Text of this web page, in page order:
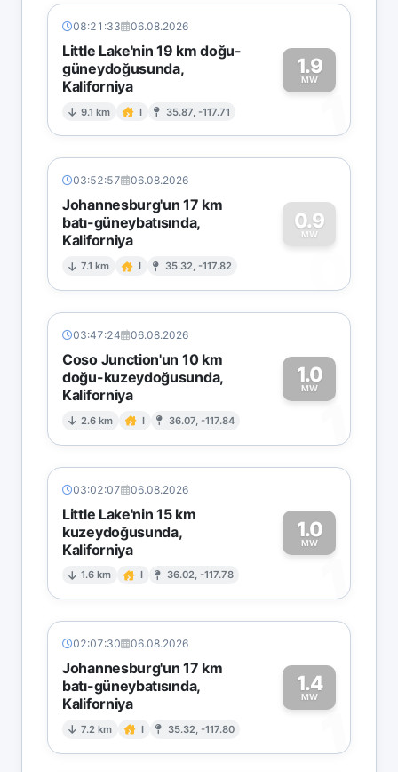
08:21:33 06.08.2026
Little Lake'nin 19 km doğu-
güneydoğusunda,
Kaliforniya
9.1 km I 35.87, -117.71
1.9
MW
1
03:52:57 06.08.2026
Johannesburg'un 17 km
batı-güneybatısında,
Kaliforniya
7.1 km I 35.32, -117.82
0.9
MW
0
03:47:24 06.08.2026
Coso Junction'un 10 km
doğu-kuzeydoğusunda,
Kaliforniya
2.6 km I 36.07, -117.84
1.0
MW
1
03:02:07 06.08.2026
Little Lake'nin 15 km
kuzeydoğusunda,
Kaliforniya
1.6 km I 36.02, -117.78
1.0
MW
1
02:07:30 06.08.2026
Johannesburg'un 17 km
batı-güneybatısında,
Kaliforniya
7.2 km I 35.32, -117.80
1.4
MW
1